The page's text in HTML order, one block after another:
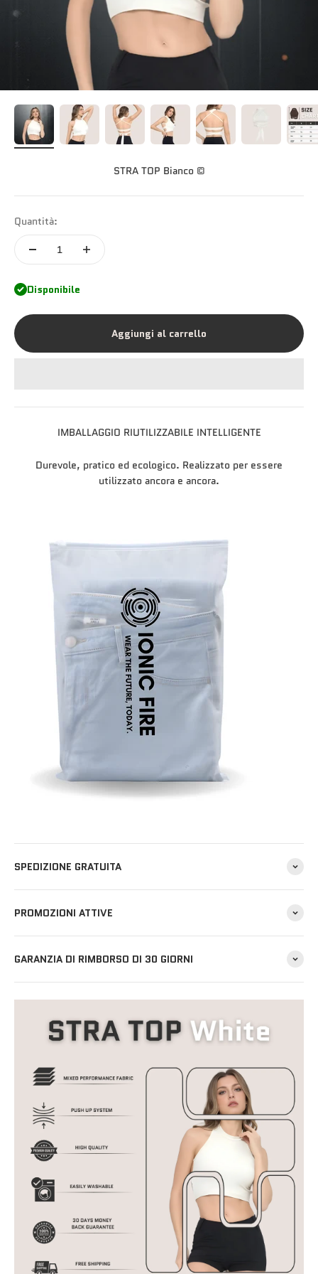
STRA TOP Bianco ©
Quantità:
Disponibile
Aggiungi al carrello
IMBALLAGGIO RIUTILIZZABILE INTELLIGENTE
Durevole, pratico ed ecologico. Realizzato per essere
utilizzato ancora e ancora.
SPEDIZIONE GRATUITA
PROMOZIONI ATTIVE
GARANZIA DI RIMBORSO DI 30 GIORNI